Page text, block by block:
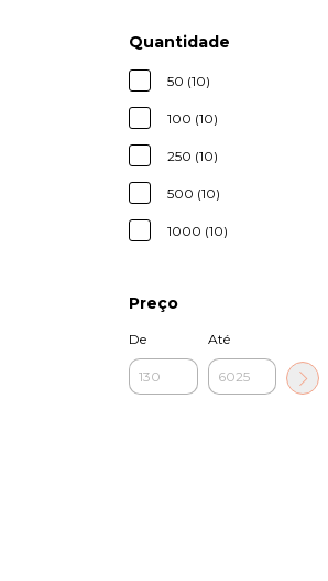
Quantidade
50 (10)
100 (10)
250 (10)
500 (10)
1000 (10)
Preço
De Até